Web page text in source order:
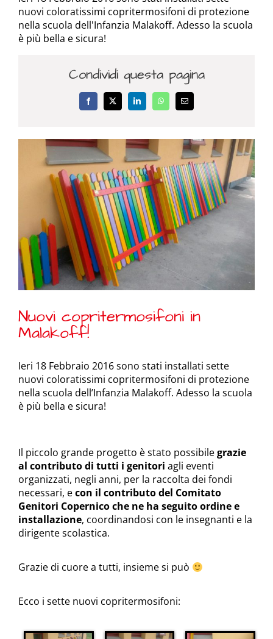
nuovi coloratissimi copritermosifoni di protezione
nella scuola dell'Infanzia Malakoff. Adesso la scuola
è più bella e sicura!
Condividi questa pagina
Facebook
X LinkedInWhatsAppEmail
Nuovi copritermosifoni in
Malakoff!
Ieri 18 Febbraio 2016 sono stati installati sette
nuovi coloratissimi copritermosifoni di protezione
nella scuola dell’Infanzia Malakoff. Adesso la scuola
è più bella e sicura!
Il piccolo grande progetto è stato possibilegrazie
al contributo di tutti i genitori agli eventi
organizzati, negli anni, per la raccolta dei fondi
necessari, econ il contributo del Comitato
Genitori Copernico che ne ha seguito ordine e
installazione, coordinandosi con le insegnanti e la
dirigente scolastica.
Grazie di cuore a tutti, insieme si può
Ecco i sette nuovi copritermosifoni: